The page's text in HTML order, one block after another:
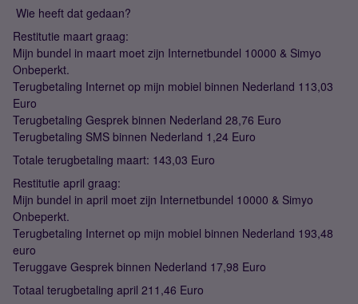
Wie heeft dat gedaan?
Restitutie maart graag:
Mijn bundel in maart moet zijn Internetbundel 10000 & Simyo
Onbeperkt.
Terugbetaling Internet op mijn mobiel binnen Nederland 113,03
Euro
Terugbetaling Gesprek binnen Nederland 28,76 Euro
Terugbetaling SMS binnen Nederland 1,24 Euro
Totale terugbetaling maart: 143,03 Euro
Restitutie april graag:
Mijn bundel in april moet zijn Internetbundel 10000 & Simyo
Onbeperkt.
Terugbetaling Internet op mijn mobiel binnen Nederland 193,48
euro
Teruggave Gesprek binnen Nederland 17,98 Euro
Totaal terugbetaling april 211,46 Euro